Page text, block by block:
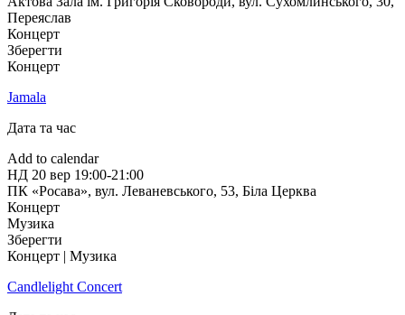
Переяслав
Концерт
Зберегти
Концерт
Jamala
Дата та час
Add to calendar
НД 20 вер 19:00-21:00
ПК «Росава», вул. Леваневського, 53, Біла Церква
Концерт
Музика
Зберегти
Концерт | Музика
Candlelight Concert